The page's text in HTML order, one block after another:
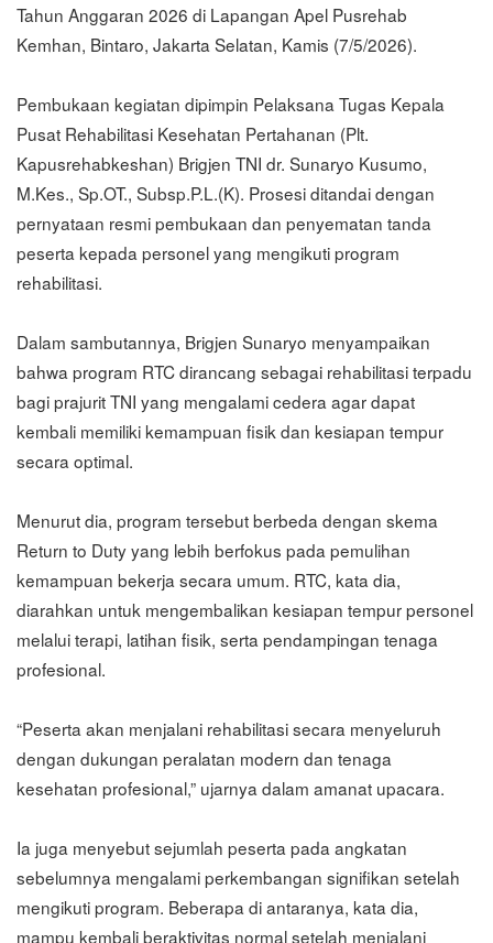
Tahun Anggaran 2026 di Lapangan Apel Pusrehab
Kemhan, Bintaro, Jakarta Selatan, Kamis (7/5/2026).
Pembukaan kegiatan dipimpin Pelaksana Tugas Kepala
Pusat Rehabilitasi Kesehatan Pertahanan (Plt.
Kapusrehabkeshan) Brigjen TNI dr. Sunaryo Kusumo,
M.Kes., Sp.OT., Subsp.P.L.(K). Prosesi ditandai dengan
pernyataan resmi pembukaan dan penyematan tanda
peserta kepada personel yang mengikuti program
rehabilitasi.
Dalam sambutannya, Brigjen Sunaryo menyampaikan
bahwa program RTC dirancang sebagai rehabilitasi terpadu
bagi prajurit TNI yang mengalami cedera agar dapat
kembali memiliki kemampuan fisik dan kesiapan tempur
secara optimal.
Menurut dia, program tersebut berbeda dengan skema
Return to Duty yang lebih berfokus pada pemulihan
kemampuan bekerja secara umum. RTC, kata dia,
diarahkan untuk mengembalikan kesiapan tempur personel
melalui terapi, latihan fisik, serta pendampingan tenaga
profesional.
“Peserta akan menjalani rehabilitasi secara menyeluruh
dengan dukungan peralatan modern dan tenaga
kesehatan profesional,” ujarnya dalam amanat upacara.
Ia juga menyebut sejumlah peserta pada angkatan
sebelumnya mengalami perkembangan signifikan setelah
mengikuti program. Beberapa di antaranya, kata dia,
mampu kembali beraktivitas normal setelah menjalani